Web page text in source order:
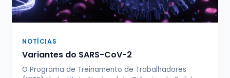
NOTÍCIAS
Variantes do SARS-CoV-2
O Programa de Treinamento de Trabalhadores